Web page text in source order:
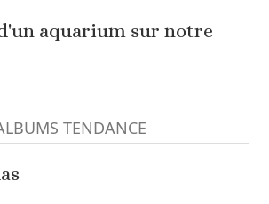
aquarium sur notre
TENDANCE